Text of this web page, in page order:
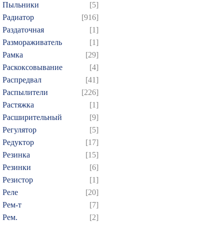
Пыльники
[5]
Радиатор
[916]
Раздаточная
[1]
Размораживатель
[1]
Рамка
[29]
Раскоксовывание
[4]
Распредвал
[41]
Распылители
[226]
Растяжка
[1]
Расширительный
[9]
Регулятор
[5]
Редуктор
[17]
Резинка
[15]
Резинки
[6]
Резистор
[1]
Реле
[20]
Рем-т
[7]
Рем.
[2]